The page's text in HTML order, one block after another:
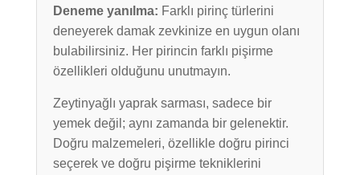
Deneme yanılma: Farklı pirinç türlerini
deneyerek damak zevkinize en uygun olanı
bulabilirsiniz. Her pirincin farklı pişirme
özellikleri olduğunu unutmayın.
Zeytinyağlı yaprak sarması, sadece bir
yemek değil; aynı zamanda bir gelenektir.
Doğru malzemeleri, özellikle doğru pirinci
seçerek ve doğru pişirme tekniklerini